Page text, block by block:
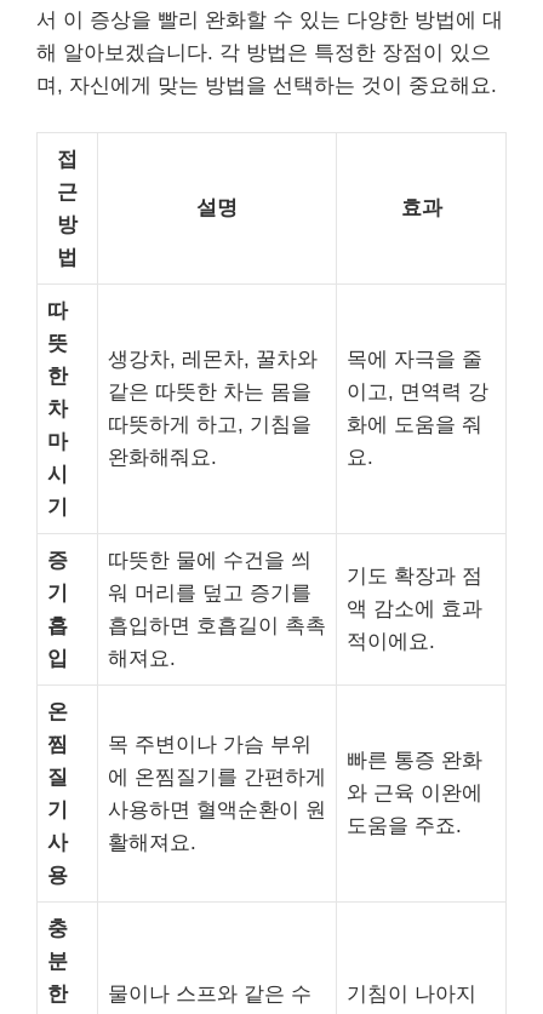
서 이 증상을 빨리 완화할 수 있는 다양한 방법에 대
해 알아보겠습니다. 각 방법은 특정한 장점이 있으
며, 자신에게 맞는 방법을 선택하는 것이 중요해요.
접
근
방
법
설명 효과
따
뜻
한
차
마
시
기
생강차, 레몬차, 꿀차와
같은 따뜻한 차는 몸을
따뜻하게 하고, 기침을
완화해줘요.
목에 자극을 줄
이고, 면역력 강
화에 도움을 줘
요.
증
기
흡
입
따뜻한 물에 수건을 씌
워 머리를 덮고 증기를
흡입하면 호흡길이 촉촉
해져요.
기도 확장과 점
액 감소에 효과
적이에요.
온
찜
질
기
사
용
목 주변이나 가슴 부위
에 온찜질기를 간편하게
사용하면 혈액순환이 원
활해져요.
빠른 통증 완화
와 근육 이완에
도움을 주죠.
충
분
한
물이나 스프와 같은 수
기침이 나아지